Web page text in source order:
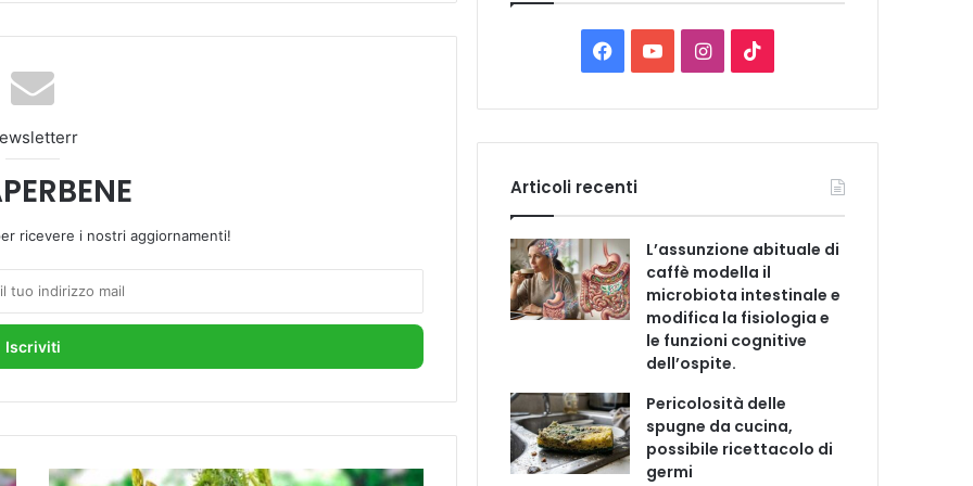
ricevere i nostri aggiornamenti!
S
o
e
c
e
b
o
o
u
u
b
e
I
s
a
g
r
a
m
k
o
k
Articoli recenti
L’assunzione abituale di
caffè modella il
microbiota intestinale e
modifica la fisiologia e
le funzioni cognitive
dell’ospite.
Pericolosità delle
spugne da cucina,
possibile ricettacolo di
germi